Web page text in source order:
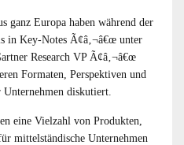
ganz Europa haben während der
in Key-Notes Ã¢â‚¬â€œ unter
Research VP Ã¢â‚¬â€œ
Formaten, Perspektiven und
diskutiert.
eine Vielzahl von Produkten,
mittelständische Unternehmen